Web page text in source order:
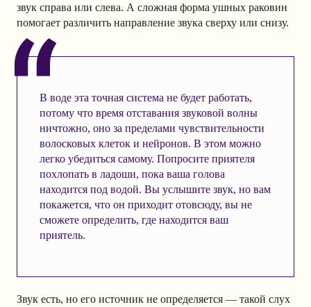
звук справа или слева. А сложная форма ушных раковин
помогает различить направление звука сверху или снизу.
В воде эта точная система не будет работать,
потому что время отставания звуковой волны
ничтожно, оно за пределами чувствительности
волосковых клеток и нейронов. В этом можно
легко убедиться самому. Попросите приятеля
похлопать в ладоши, пока ваша голова
находится под водой. Вы услышите звук, но вам
покажется, что он приходит отовсюду, вы не
сможете определить, где находится ваш
приятель.
Звук есть, но его источник не определяется — такой слух